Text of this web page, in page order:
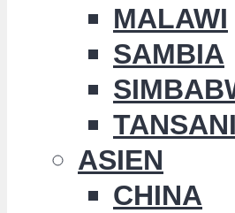
MALAWI
SAMBIA
ASIEN
CHINA